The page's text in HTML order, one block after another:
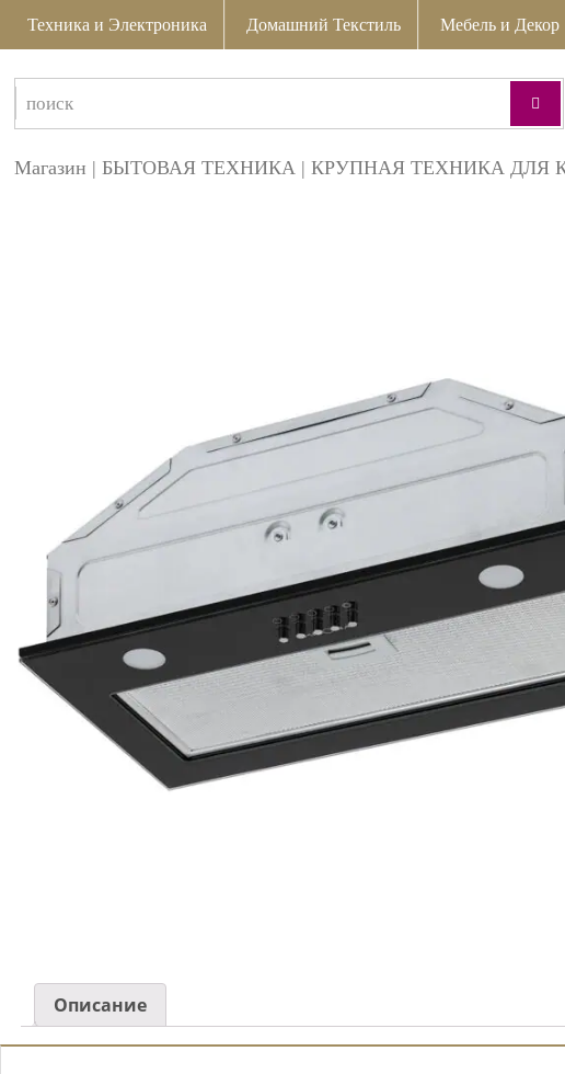
Техника и Электроника Домашний Текстиль Мебель и Декор
Магазин |БЫТОВАЯ ТЕХНИКА |КРУПНАЯ ТЕХНИКА ДЛЯ
Описание